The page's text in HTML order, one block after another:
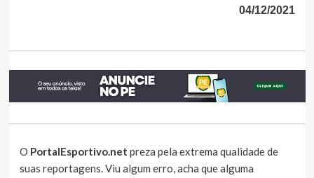
04/12/2021
O PortalEsportivo.net preza pela extrema qualidade de
suas reportagens. Viu algum erro, acha que alguma